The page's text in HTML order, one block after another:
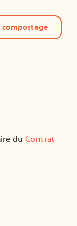
compostage
du Contrat